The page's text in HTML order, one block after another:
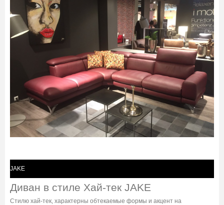
JAKE
Диван в стиле Хай-тек JAKE
Cтилю хай-тек, характерны обтекаемые формы и акцент на